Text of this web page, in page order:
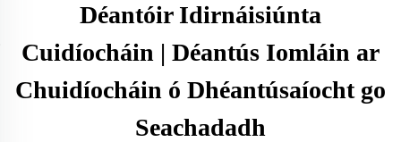
Déantóir Idirnáisiúnta
Cuidíocháin | Déantús Iomláin ar
Chuidíocháin ó Dhéantúsaíocht go
Seachadadh